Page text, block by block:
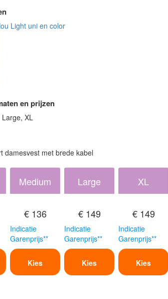
Light uni en color
en prijzen
XL
damesvest met brede kabel
Medium
€ 136
Indicatie
Garenprijs**
Kies
Large
€ 149
Indicatie
Garenprijs**
Kies
XL
€ 149
Indicatie
Garenprijs**
Kies